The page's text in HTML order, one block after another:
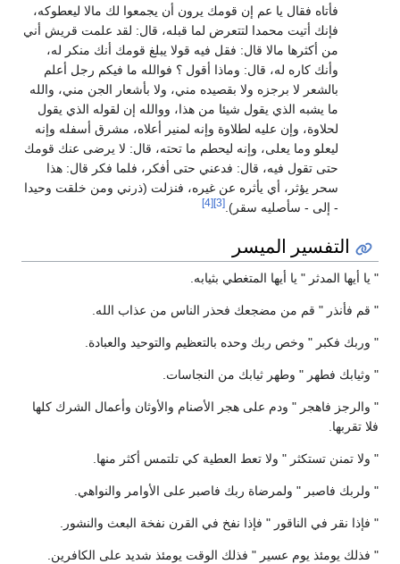
فأتاه فقال يا عم إن قومك يرون أن يجمعوا لك مالا ليعطوكه،
فإنك أتيت محمدا لتتعرض لما قبله، قال: لقد علمت قريش أني
من أكثرها مالا قال: فقل فيه قولا يبلغ قومك أنك منكر له،
وأنك كاره له، قال: وماذا أقول ؟ فوالله ما فيكم رجل أعلم
بالشعر لا برجزه ولا بقصيده مني، ولا بأشعار الجن مني، والله
ما يشبه الذي يقول شيئا من هذا، ووالله إن لقوله الذي يقول
لحلاوة، وإن عليه لطلاوة وإنه لمنير أعلاه، مشرق أسفله وإنه
ليعلو وما يعلى، وإنه ليحطم ما تحته، قال: لا يرضى عنك قومك
حتى تقول فيه، قال: فدعني حتى أفكر، فلما فكر قال: هذا
سحر يؤثر، أي يأثره عن غيره، فنزلت (ذرني ومن خلقت وحيدا
- إلى - سأصليه سقر). [3]
[4]
التفسير الميسر
" يا أيها المدثر " يا أيها المتغطي بثيابه.
" قم فأنذر " قم من مضجعك فحذر الناس من عذاب الله.
" وربك فكبر " وخص ربك وحده بالتعظيم والتوحيد والعبادة.
" وثيابك فطهر " وطهر ثيابك من النجاسات.
" والرجز فاهجر " ودم على هجر الأصنام والأوثان وأعمال الشرك كلها
فلا تقربها.
" ولا تمنن تستكثر " ولا تعط العطية كي تلتمس أكثر منها.
" ولربك فاصبر " ولمرضاة ربك فاصبر على الأوامر والنواهي.
" فإذا نقر في الناقور " فإذا نفخ في القرن نفخة البعث والنشور.
" فذلك يومئذ يوم عسير " فذلك الوقت يومئذ شديد على الكافرين.